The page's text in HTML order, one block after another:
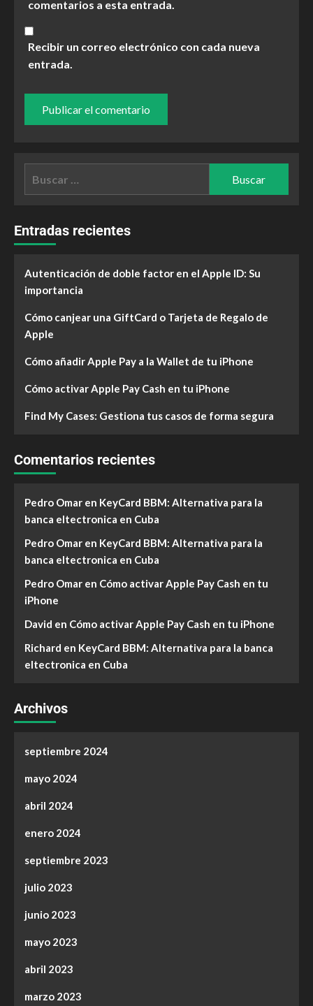
comentarios a esta entrada.
Recibir un correo electrónico con cada nueva
entrada.
Entradas recientes
Autenticación de doble factor en el Apple ID: Su
importancia
Cómo canjear una GiftCard o Tarjeta de Regalo de
Apple
Cómo añadir Apple Pay a la Wallet de tu iPhone
Cómo activar Apple Pay Cash en tu iPhone
Find My Cases: Gestiona tus casos de forma segura
Comentarios recientes
Pedro Omar en KeyCard BBM: Alternativa para la
banca eltectronica en Cuba
Pedro Omar en KeyCard BBM: Alternativa para la
banca eltectronica en Cuba
Pedro Omar en Cómo activar Apple Pay Cash en tu
iPhone
David en Cómo activar Apple Pay Cash en tu iPhone
Richard en KeyCard BBM: Alternativa para la banca
eltectronica en Cuba
Archivos
septiembre 2024
mayo 2024
abril 2024
enero 2024
septiembre 2023
julio 2023
junio 2023
mayo 2023
abril 2023
marzo 2023